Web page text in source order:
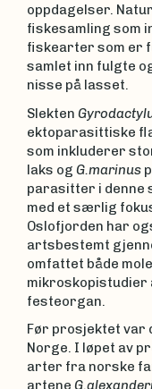
oppdagelser.
fiskesamling som
fiskearter som er
samlet inn fulgte
nisse på lasset.
Slekten
ektoparasittiske
som inkluderer
laks og G.marinus
parasitter i denne
med et særlig
Oslofjorden har
artsbestemt
omfattet både
festeorgan.
Før prosjektet var
Norge. I løpet av
arter fra norske
artene